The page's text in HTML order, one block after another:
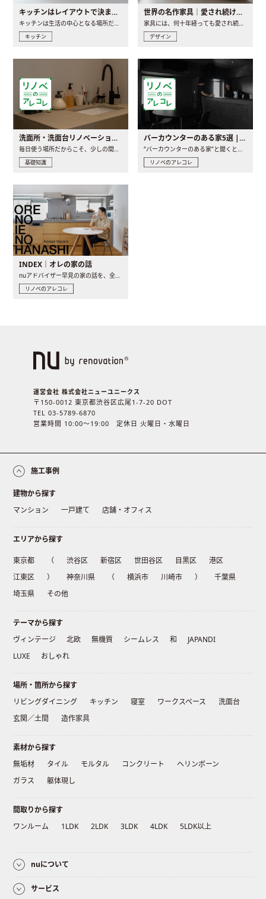
キッチンはレイアウトで決まる。後悔しないための考え方と選び方
キッチン
世界の名作家具｜愛され続ける理由と一生モノとの出会い方
デザイン
洗面所・洗面台リノベーションの事例と間取りアイデア
毎日使う場所だからこそ、少しの間取りの工夫や素材の選び方で..
基礎知識
バーカウンターのある家5選 | 日常に馴染む“距離の近い”キッチンとは
“バーカウンターのある家”と聞くと、少し特別な、大人のための..
リノベのアレコレ
INDEX｜オレの家の話
リノベのアレコレ
運営会社 株式会社ニューユニークス
〒150-0012 東京都渋谷区広尾1-7-20 DOT
TEL 03-5789-6870
営業時間 10:00〜19:00 定休日 火曜日・水曜日
施工事例
建物から探す
マンション
一戸建て 店舗・オフィス
エリアから探す
東京都 （ 渋谷区 新宿区 世田谷区 目黒区
港区
江東区
） 神奈川県 （ 横浜市 川崎市 ）
千葉県
埼玉県
その他
テーマから探す
ヴィンテージ
北欧 無機質 シームレス 和
JAPANDI
LUXE
おしゃれ
場所・箇所から探す
リビングダイニング
キッチン 寝室 ワークスペース
洗面台
玄関／土間
造作家具
素材から探す
無垢材
タイル モルタル コンクリート
ヘリンボーン
ガラス
躯体現し
間取りから探す
ワンルーム
1LDK 2LDK 3LDK 4LDK 5LDK以上
nuについて
サービス